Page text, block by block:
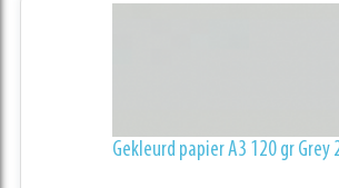
Gekleurd papier A3 120 gr Grey